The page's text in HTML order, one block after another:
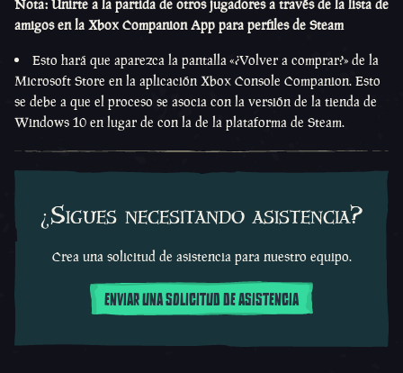
Nota: Unirte a la partida de otros jugadores a través de la lista de
amigos en la Xbox Companion App para perfiles de Steam
Esto hará que aparezca la pantalla «¿Volver a comprar?» de la
Microsoft Store en la aplicación Xbox Console Companion. Esto
se debe a que el proceso se asocia con la versión de la tienda de
Windows 10 en lugar de con la de la plataforma de Steam.
¿Sigues necesitando asistencia?
Crea una solicitud de asistencia para nuestro equipo.
ENVIAR UNA SOLICITUD DE ASISTENCIA